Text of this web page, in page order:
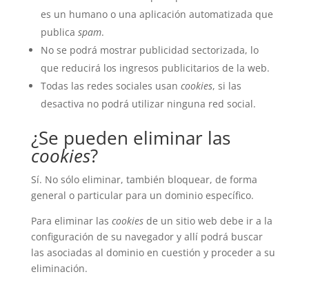
es un humano o una aplicación automatizada que
publica spam.
No se podrá mostrar publicidad sectorizada, lo
que reducirá los ingresos publicitarios de la web.
Todas las redes sociales usan cookies, si las
desactiva no podrá utilizar ninguna red social.
¿Se pueden eliminar las
cookies?
Sí. No sólo eliminar, también bloquear, de forma
general o particular para un dominio específico.
Para eliminar las cookiesde un sitio web debe ir a la
configuración de su navegador y allí podrá buscar
las asociadas al dominio en cuestión y proceder a su
eliminación.